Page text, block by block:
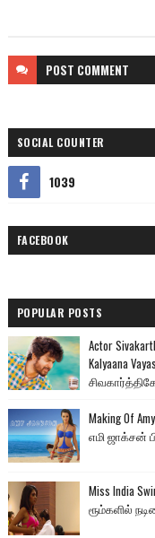
POST COMMENT
SOCIAL COUNTER
1039
FACEBOOK
POPULAR POSTS
Actor
Kalyaana
Making Of
எமி ஜாக்சன்
Miss India
ரூம்களில்